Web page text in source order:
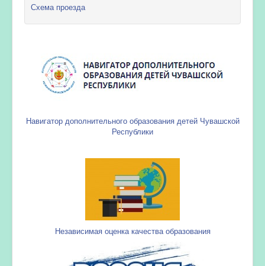
Схема проезда
Навигатор дополнительного образования детей Чувашской
Республики
Независимая оценка качества образования